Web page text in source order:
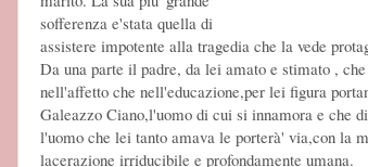
sofferenza e'stata quella di
assistere impotente alla tragedia che la vede
Da una parte il padre, da lei amato e stimato ,
nell'affetto che nell'educazione,per lei figura
Galeazzo Ciano,l'uomo di cui si innamora e che
l'uomo che lei tanto amava le porterà' via,con la
lacerazione irriducibile e profondamente umana.